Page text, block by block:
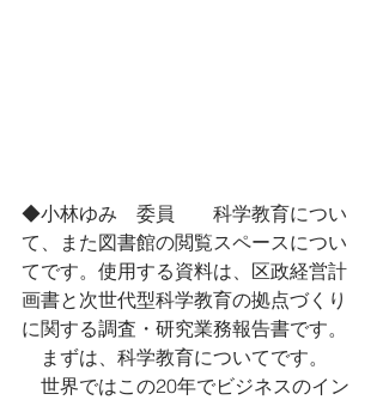
◆小林ゆみ　委員　　科学教育につい
て、また図書館の閲覧スペースについ
てです。使用する資料は、区政経営計
画書と次世代型科学教育の拠点づくり
に関する調査・研究業務報告書です。
まずは、科学教育についてです。
世界ではこの20年でビジネスのイン